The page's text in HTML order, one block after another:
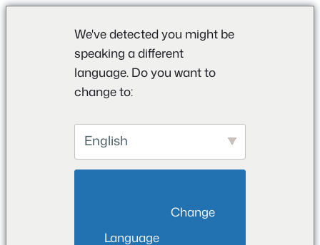
We've detected you might be
speaking a different
language. Do you want to
change to:
English
Language